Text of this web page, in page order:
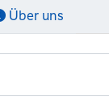
Über uns